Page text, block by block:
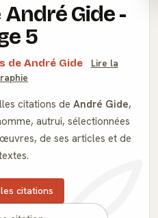
Gide -
5
de André Gide
Lire la
citations de André Gide,
autrui, sélectionnées
de ses articles et de
citations